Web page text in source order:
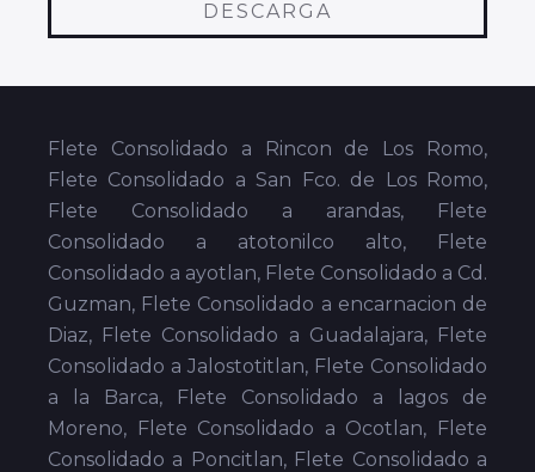
DESCARGA
Flete Consolidado a Rincon de Los Romo,
Flete Consolidado a San Fco. de Los Romo,
Flete Consolidado a arandas, Flete
Consolidado a atotonilco alto, Flete
Consolidado a ayotlan, Flete Consolidado a Cd.
Guzman, Flete Consolidado a encarnacion de
Diaz, Flete Consolidado a Guadalajara, Flete
Consolidado a Jalostotitlan, Flete Consolidado
a la Barca, Flete Consolidado a lagos de
Moreno, Flete Consolidado a Ocotlan, Flete
Consolidado a Poncitlan, Flete Consolidado a